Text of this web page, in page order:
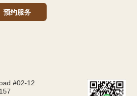
预约服务
#02-12